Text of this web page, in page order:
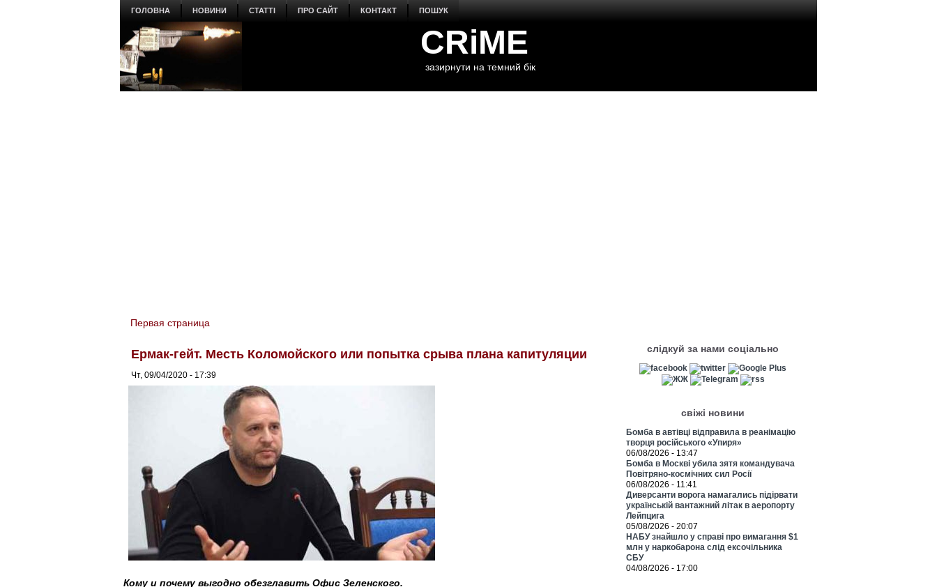
ГОЛОВНА НОВИНИ СТАТТІ ПРО САЙТ КОНТАКТ ПОШУК
CRiME
зазирнути на темний бік
You are here
Первая страница
Ермак-гейт. Месть Коломойского или попытка срыва плана капитуляции
Чт, 09/04/2020 - 17:39
Кому и почему выгодно обезглавить Офис Зеленского.
слідкуй за нами соціально
свіжі новини
Бомба в автівці відправила в реанімацію
творця російського «Упиря»
06/08/2026 - 13:47
Бомба в Москві убила зятя командувача
Повітряно-космічних сил Росії
06/08/2026 - 11:41
Диверсанти ворога намагались підірвати
українській вантажний літак в аеропорту
Лейпцига
05/08/2026 - 20:07
НАБУ знайшло у справі про вимагання $1
млн у наркобарона слід ексочільника
СБУ
04/08/2026 - 17:00